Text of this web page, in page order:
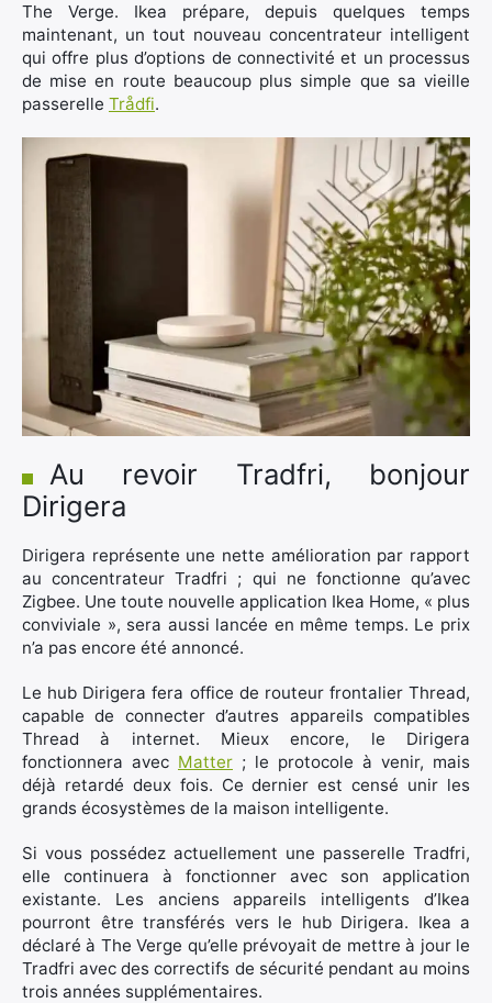
The Verge. Ikea prépare, depuis quelques temps
maintenant, un tout nouveau concentrateur intelligent
qui offre plus d’options de connectivité et un processus
de mise en route beaucoup plus simple que sa vieille
passerelle Trådfi.
Au revoir Tradfri, bonjour
Dirigera
Dirigera représente une nette amélioration par rapport
au concentrateur Tradfri ; qui ne fonctionne qu’avec
Zigbee. Une toute nouvelle application Ikea Home, « plus
conviviale », sera aussi lancée en même temps. Le prix
n’a pas encore été annoncé.
Le hub Dirigera fera office de routeur frontalier Thread,
capable de connecter d’autres appareils compatibles
Thread à internet. Mieux encore, le Dirigera
fonctionnera avec Matter ; le protocole à venir, mais
déjà retardé deux fois. Ce dernier est censé unir les
grands écosystèmes de la maison intelligente.
Si vous possédez actuellement une passerelle Tradfri,
elle continuera à fonctionner avec son application
existante. Les anciens appareils intelligents d’Ikea
pourront être transférés vers le hub Dirigera. Ikea a
déclaré à The Verge qu’elle prévoyait de mettre à jour le
Tradfri avec des correctifs de sécurité pendant au moins
trois années supplémentaires.
Rechercher
: